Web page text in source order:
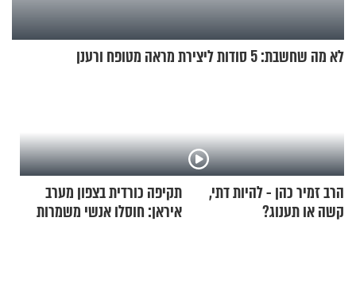
לא מה שחשבת: 5 סודות ליצירת מראה מטופח ורענן
הרב זמיר כהן - להיות דתי,
קשה או תענוג?
תקיפה כורדית בצפון מערב
איראן: חוסלו אנשי משמרות